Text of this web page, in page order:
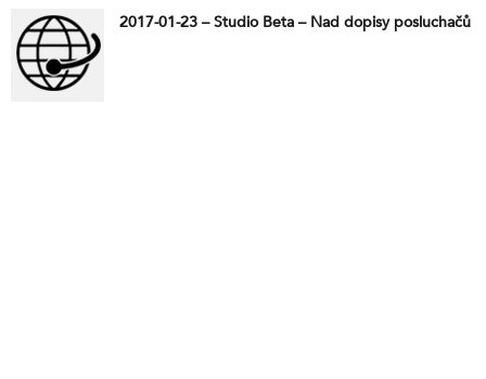
2017-01-23 – Studio Beta – Nad dopisy posluchačů